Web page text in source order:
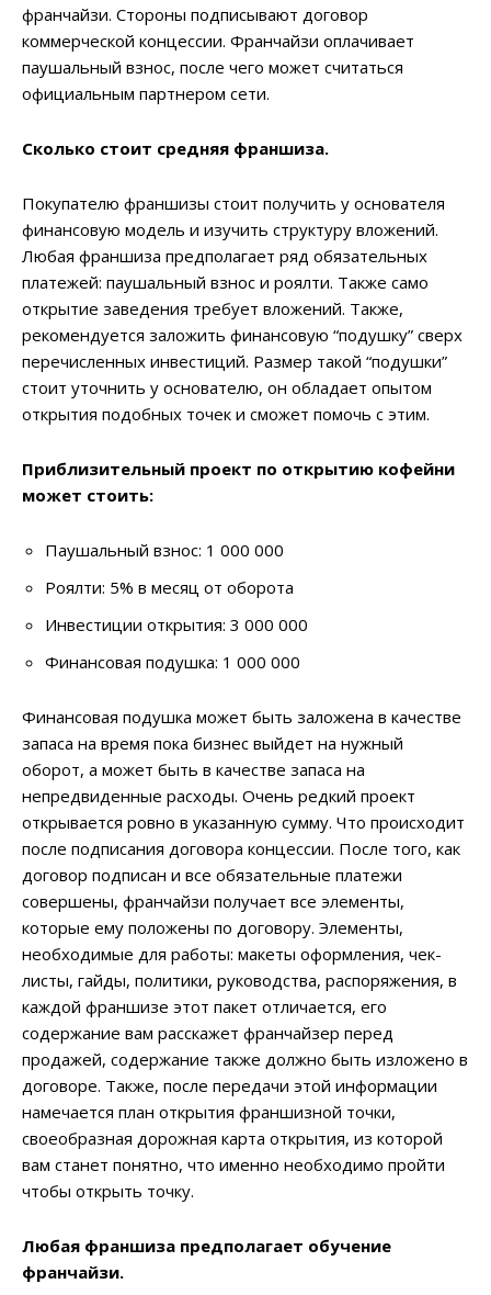
франчайзи. Стороны подписывают договор
коммерческой концессии. Франчайзи оплачивает
паушальный взнос, после чего может считаться
официальным партнером сети.
Сколько стоит средняя франшиза.
Покупателю франшизы стоит получить у основателя
финансовую модель и изучить структуру вложений.
Любая франшиза предполагает ряд обязательных
платежей: паушальный взнос и роялти. Также само
открытие заведения требует вложений. Также,
рекомендуется заложить финансовую “подушку” сверх
перечисленных инвестиций. Размер такой “подушки”
стоит уточнить у основателю, он обладает опытом
открытия подобных точек и сможет помочь с этим.
Приблизительный проект по открытию кофейни
может стоить:
Паушальный взнос: 1 000 000
Роялти: 5% в месяц от оборота
Инвестиции открытия: 3 000 000
Финансовая подушка: 1 000 000
Финансовая подушка может быть заложена в качестве
запаса на время пока бизнес выйдет на нужный
оборот, а может быть в качестве запаса на
непредвиденные расходы. Очень редкий проект
открывается ровно в указанную сумму. Что происходит
после подписания договора концессии. После того, как
договор подписан и все обязательные платежи
совершены, франчайзи получает все элементы,
которые ему положены по договору. Элементы,
необходимые для работы: макеты оформления, чек-
листы, гайды, политики, руководства, распоряжения, в
каждой франшизе этот пакет отличается, его
содержание вам расскажет франчайзер перед
продажей, содержание также должно быть изложено в
договоре. Также, после передачи этой информации
намечается план открытия франшизной точки,
своеобразная дорожная карта открытия, из которой
вам станет понятно, что именно необходимо пройти
чтобы открыть точку.
Любая франшиза предполагает обучение
франчайзи.